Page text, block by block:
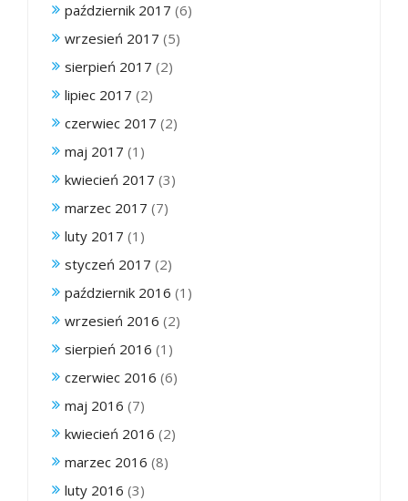
październik 2017 (6)
wrzesień 2017 (5)
sierpień 2017 (2)
lipiec 2017 (2)
czerwiec 2017 (2)
maj 2017 (1)
kwiecień 2017 (3)
marzec 2017 (7)
luty 2017 (1)
styczeń 2017 (2)
październik 2016 (1)
wrzesień 2016 (2)
sierpień 2016 (1)
czerwiec 2016 (6)
maj 2016 (7)
kwiecień 2016 (2)
marzec 2016 (8)
luty 2016 (3)